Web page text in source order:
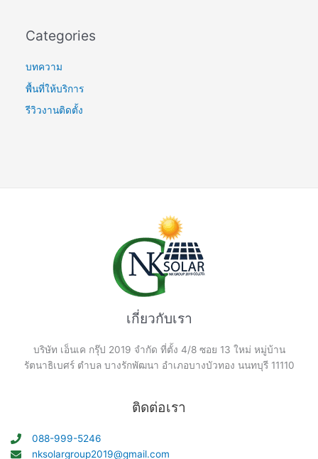
h
r
:
Categories
บทความ
พื้นที่ให้บริการ
รีวิวงานติดตั้ง
เกี่ยวกับเรา
บริษัท เอ็นเค กรุ๊ป 2019 จำกัด ที่ตั้ง 4/8 ซอย 13 ใหม่ หมู่บ้าน
รัตนาธิเบศร์ ตำบล บางรักพัฒนา อำเภอบางบัวทอง นนทบุรี 11110
ติดต่อเรา
088-999-5246
nksolargroup2019@gmail.com